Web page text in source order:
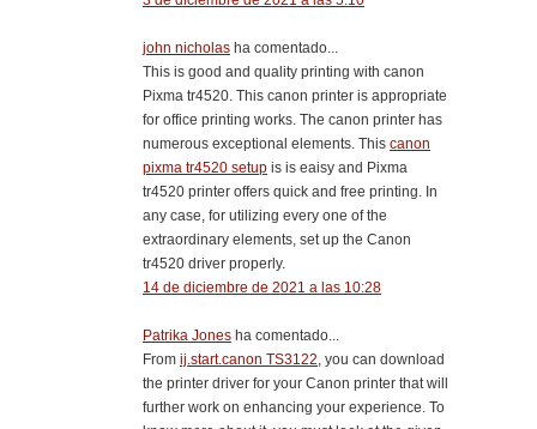
john nicholas ha comentado...
This is good and quality printing with canon
Pixma tr4520. This canon printer is appropriate
for office printing works. The canon printer has
numerous exceptional elements. This canon
pixma tr4520 setup is is eaisy and Pixma
tr4520 printer offers quick and free printing. In
any case, for utilizing every one of the
extraordinary elements, set up the Canon
tr4520 driver properly.
14 de diciembre de 2021 a las 10:28
Patrika Jones ha comentado...
From ij.start.canon TS3122 , you can download
the printer driver for your Canon printer that will
further work on enhancing your experience. To